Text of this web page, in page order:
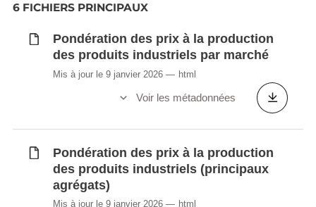
6 FICHIERS PRINCIPAUX
Pondération des prix à la production
des produits industriels par marché
Mis à jour le 9 janvier 2026 html
Voir les métadonnées
Pondération des prix à la production
des produits industriels (principaux
agrégats)
Mis à jour le 9 janvier 2026 html